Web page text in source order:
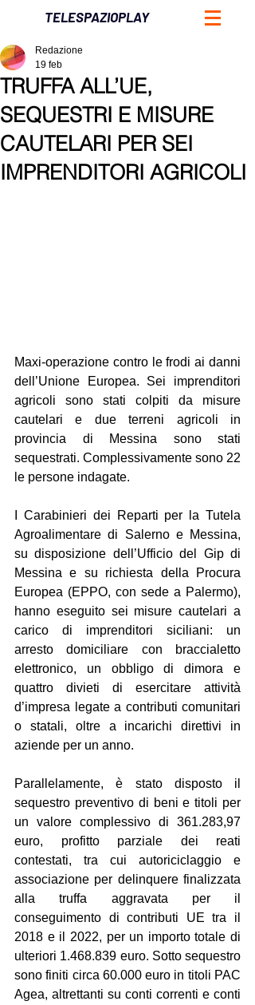
TELESPAZIOPLAY
TRUFFA ALL’UE,
SEQUESTRI E MISURE
CAUTELARI PER SEI
IMPRENDITORI AGRICOLI
Redazione
19 feb
Maxi-operazione contro le frodi ai danni
dell’Unione Europea. Sei imprenditori
agricoli sono stati colpiti da misure
cautelari e due terreni agricoli in
provincia di Messina sono stati
sequestrati. Complessivamente sono 22
le persone indagate.
I Carabinieri dei Reparti per la Tutela
Agroalimentare di Salerno e Messina,
su disposizione dell’Ufficio del Gip di
Messina e su richiesta della Procura
Europea (EPPO, con sede a Palermo),
hanno eseguito sei misure cautelari a
carico di imprenditori siciliani: un
arresto domiciliare con braccialetto
elettronico, un obbligo di dimora e
quattro divieti di esercitare attività
d’impresa legate a contributi comunitari
o statali, oltre a incarichi direttivi in
aziende per un anno.
Parallelamente, è stato disposto il
sequestro preventivo di beni e titoli per
un valore complessivo di 361.283,97
euro, profitto parziale dei reati
contestati, tra cui autoriciclaggio e
associazione per delinquere finalizzata
alla truffa aggravata per il
conseguimento di contributi UE tra il
2018 e il 2022, per un importo totale di
ulteriori 1.468.839 euro. Sotto sequestro
sono finiti circa 60.000 euro in titoli PAC
Agea, altrettanti su conti correnti e conti